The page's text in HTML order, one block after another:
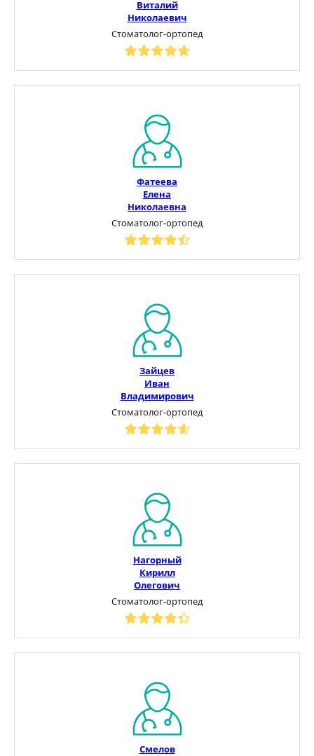
Виталий
Николаевич
Стоматолог-ортопед
Фатеева
Елена
Николаевна
Стоматолог-ортопед
Зайцев
Иван
Владимирович
Стоматолог-ортопед
Нагорный
Кирилл
Олегович
Стоматолог-ортопед
Смелов